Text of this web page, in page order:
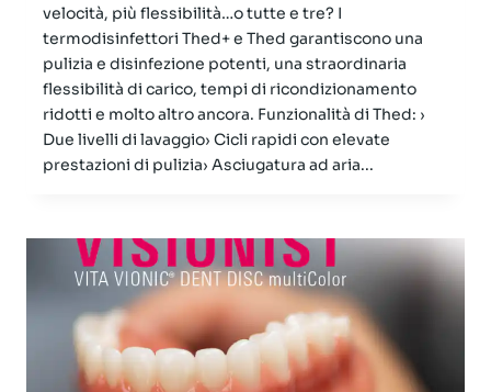
velocità, più flessibilità…o tutte e tre? I
termodisinfettori Thed+ e Thed garantiscono una
pulizia e disinfezione potenti, una straordinaria
flessibilità di carico, tempi di ricondizionamento
ridotti e molto altro ancora. Funzionalità di Thed: ›
Due livelli di lavaggio› Cicli rapidi con elevate
prestazioni di pulizia› Asciugatura ad aria...